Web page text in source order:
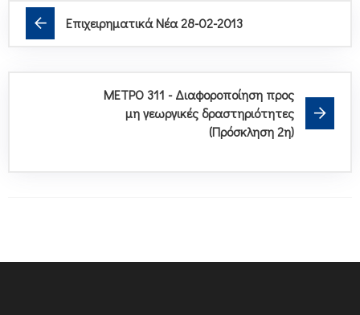
Επιχειρηματικά Νέα 28-02-2013
ΜΕΤΡΟ 311 - Διαφοροποίηση προς
μη γεωργικές δραστηριότητες
(Πρόσκληση 2η)